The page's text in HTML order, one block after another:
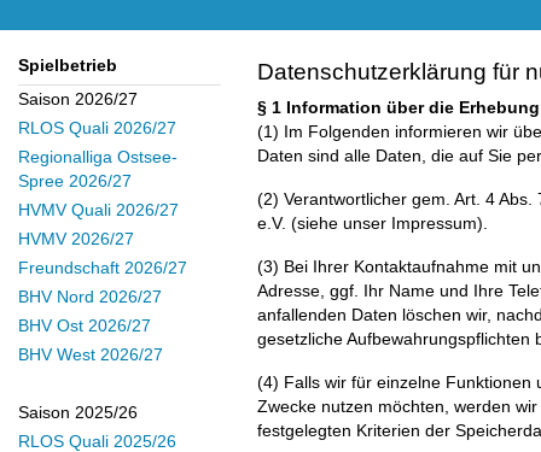
Spielbetrieb
Saison 2026/27
RLOS Quali 2026/27
Regionalliga Ostsee-
Spree 2026/27
HVMV Quali 2026/27
HVMV 2026/27
Freundschaft 2026/27
BHV Nord 2026/27
BHV Ost 2026/27
BHV West 2026/27
Saison 2025/26
RLOS Quali 2025/26
Datenschutzerklärung für
§ 1 Information über die
(1) Im Folgenden informieren wir
Daten sind alle Daten, die auf Sie
(2) Verantwortlicher gem. Art. 4
e.V. (siehe unser Impressum).
(3) Bei Ihrer Kontaktaufnahme mit
Adresse, ggf. Ihr Name und Ihre
anfallenden Daten löschen wir,
gesetzliche Aufbewahrungspflichten
(4) Falls wir für einzelne Funktionen
Zwecke nutzen möchten, werden
festgelegten Kriterien der